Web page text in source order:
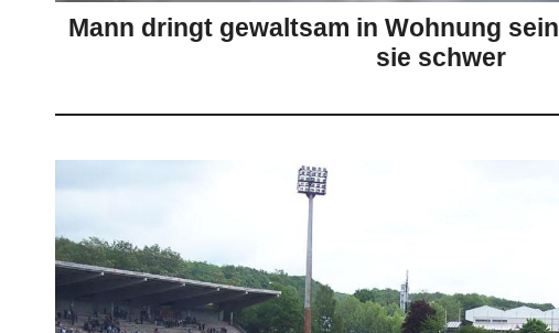
Mann dringt gewaltsam in Wohnung
sie schwer